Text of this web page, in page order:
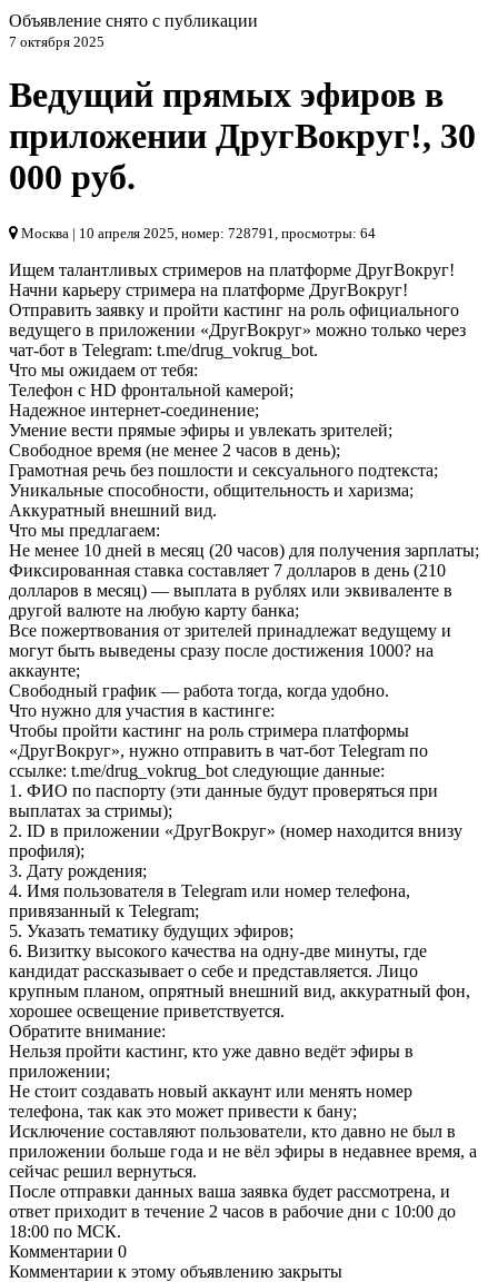
Объявление снято с публикации
7 октября 2025
Ведущий прямых эфиров в
приложении ДругВокруг!, 30
000 руб.
Москва | 10 апреля 2025, номер: 728791, просмотры: 64
Ищем талантливых стримеров на платформе ДругВокруг!
Начни карьеру стримера на платформе ДругВокруг!
Отправить заявку и пройти кастинг на роль официального
ведущего в приложении «ДругВокруг» можно только через
чат-бот в Telegram: t.me/drug_vokrug_bot.
Что мы ожидаем от тебя:
Телефон с HD фронтальной камерой;
Надежное интернет-соединение;
Умение вести прямые эфиры и увлекать зрителей;
Свободное время (не менее 2 часов в день);
Грамотная речь без пошлости и сексуального подтекста;
Уникальные способности, общительность и харизма;
Аккуратный внешний вид.
Что мы предлагаем:
Не менее 10 дней в месяц (20 часов) для получения зарплаты;
Фиксированная ставка составляет 7 долларов в день (210
долларов в месяц) — выплата в рублях или эквиваленте в
другой валюте на любую карту банка;
Все пожертвования от зрителей принадлежат ведущему и
могут быть выведены сразу после достижения 1000? на
аккаунте;
Свободный график — работа тогда, когда удобно.
Что нужно для участия в кастинге:
Чтобы пройти кастинг на роль стримера платформы
«ДругВокруг», нужно отправить в чат-бот Telegram по
ссылке: t.me/drug_vokrug_bot следующие данные:
1. ФИО по паспорту (эти данные будут проверяться при
выплатах за стримы);
2. ID в приложении «ДругВокруг» (номер находится внизу
профиля);
3. Дату рождения;
4. Имя пользователя в Telegram или номер телефона,
привязанный к Telegram;
5. Указать тематику будущих эфиров;
6. Визитку высокого качества на одну-две минуты, где
кандидат рассказывает о себе и представляется. Лицо
крупным планом, опрятный внешний вид, аккуратный фон,
хорошее освещение приветствуется.
Обратите внимание:
Нельзя пройти кастинг, кто уже давно ведёт эфиры в
приложении;
Не стоит создавать новый аккаунт или менять номер
телефона, так как это может привести к бану;
Исключение составляют пользователи, кто давно не был в
приложении больше года и не вёл эфиры в недавнее время, а
сейчас решил вернуться.
После отправки данных ваша заявка будет рассмотрена, и
ответ приходит в течение 2 часов в рабочие дни с 10:00 до
18:00 по МСК.
Комментарии 0
Комментарии к этому объявлению закрыты